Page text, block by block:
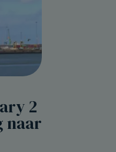
2
naar